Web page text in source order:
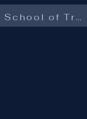
Travaux de Master à la School of Traditional Arts